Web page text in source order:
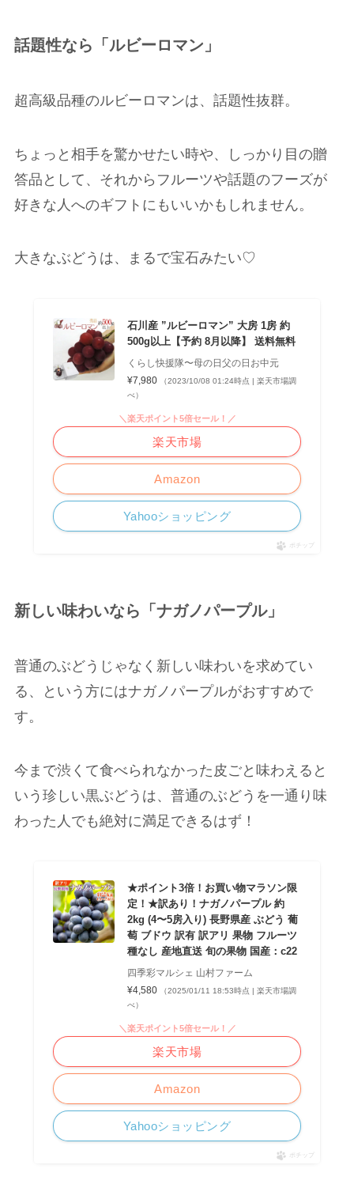
話題性なら「ルビーロマン」
超高級品種のルビーロマンは、話題性抜群。
ちょっと相手を驚かせたい時や、しっかり目の贈
答品として、それからフルーツや話題のフーズが
好きな人へのギフトにもいいかもしれません。
大きなぶどうは、まるで宝石みたい♡
石川産 ”ルビーロマン” 大房 1房 約
500g以上【予約 8月以降】 送料無料
くらし快援隊〜母の日父の日お中元
¥7,980
（2023/10/08 01:24時点 | 楽天市場調
べ）
Amazon
＼楽天ポイント5倍セール！／
楽天市場
Yahooショッピング
ポチップ
新しい味わいなら「ナガノパープル」
普通のぶどうじゃなく新しい味わいを求めてい
る、という方にはナガノパープルがおすすめで
す。
今まで渋くて食べられなかった皮ごと味わえると
いう珍しい黒ぶどうは、普通のぶどうを一通り味
わった人でも絶対に満足できるはず！
★ポイント3倍！お買い物マラソン限
定！★訳あり！ナガノパープル 約
2kg (4〜5房入り) 長野県産 ぶどう 葡
萄 ブドウ 訳有 訳アリ 果物 フルーツ
種なし 産地直送 旬の果物 国産：c22
四季彩マルシェ 山村ファーム
¥4,580
（2025/01/11 18:53時点 | 楽天市場調
べ）
Amazon
＼楽天ポイント5倍セール！／
楽天市場
Yahooショッピング
ポチップ